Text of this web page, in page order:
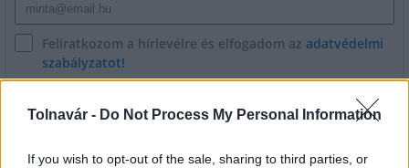
Tolnavár - Do Not Process My Personal Information
If you wish to opt-out of the sale, sharing to third parties, or
Feliratkozom a hírlevélre és elfogadom az adatvédelmi
szabályzatot!